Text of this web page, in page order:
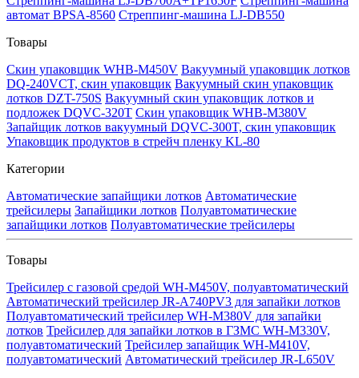
автомат BPSA-8560 Стреппинг-машина LJ-DB550
Товары
Скин упаковщик WHB-M450V Вакуумный упаковщик лотков
DQ-240VCT, скин упаковщик Вакуумный скин упаковщик
лотков DZT-750S Вакуумный скин упаковщик лотков и
подложек DQVC-320T Скин упаковщик WHB-M380V
Запайщик лотков вакуумный DQVC-300T, скин упаковщик
Упаковщик продуктов в стрейч пленку KL-80
Категории
Автоматические запайщики лотков Автоматические
трейсилеры Запайщики лотков Полуавтоматические
запайщики лотков Полуавтоматические трейсилеры
Товары
Трейсилер с газовой средой WH-M450V, полуавтоматический
Автоматический трейсилер JR-A740PV3 для запайки лотков
Полуавтоматический трейсилер WH-M380V для запайки
лотков Трейсилер для запайки лотков в ГЗМС WH-M330V,
полуавтоматический Трейсилер запайщик WH-M410V,
полуавтоматический Автоматический трейсилер JR-L650V